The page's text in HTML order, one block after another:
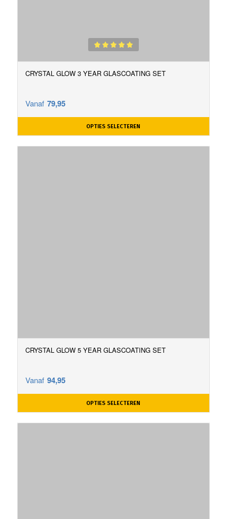
Gewaardeerd
5.00
uit 5
CRYSTAL GLOW 3 YEAR GLASCOATING SET
Vanaf 79,95
OPTIES SELECTEREN
CRYSTAL GLOW 5 YEAR GLASCOATING SET
Vanaf 94,95
OPTIES SELECTEREN